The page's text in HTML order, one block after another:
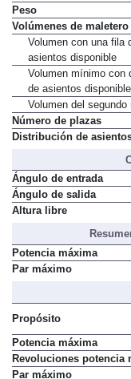
Factor de resistencia
Peso
Volúmenes de maletero
Volumen con una fila
asientos disponible
Volumen mínimo con
de asientos
Volumen del segundo
Número de plazas
Ángulo de entrada
Ángulo de salida
Potencia máxima
Propósito
Potencia máxima
Revoluciones potencia